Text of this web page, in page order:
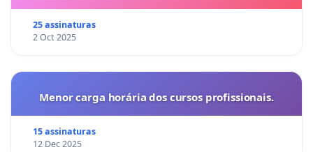
25 assinaturas
2 Oct 2025
Menor carga horária dos cursos profissionais.
15 assinaturas
12 Dec 2025